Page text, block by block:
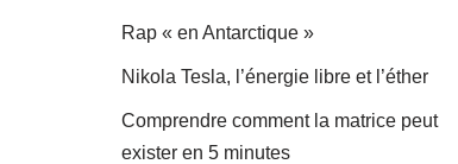
Rap « en Antarctique »
Nikola Tesla, l’énergie libre et l’éther
Comprendre comment la matrice peut
exister en 5 minutes